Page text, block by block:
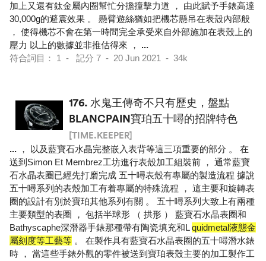
加上又還有鈦金屬內圈幫忙分擔撞擊力道 ， 由此賦予手錶高達
30,000g的避震效果 。 懸臂遊絲猶如把機芯懸吊在表殼內部般
， 使得機芯不會在第一時間完全承受來自外部施加在表殼上的
壓力 以上的數據並非推估得來 ， ...
符合詞目： 1 - 記分 7 - 20 Jun 2021 - 34k
176. 水鬼王傳奇不只有歷史，盤點
BLANCPAIN寶珀五十噚的招牌特色
[TIME.KEEPER]
... ， 以及藍寶石水晶完整嵌入表背等這三項重要的部分 。 在
送到Simon Et Membrez工坊進行表殼加工組裝前 ， 通常藍寶
石水晶表圈已經先打磨完成 五十噚表殼有專屬的製造流程 據說
五十噚系列的表殼加工有着專屬的特殊流程 ， 這主要和旋轉表
圈的設計有別於寶珀其他系列有關 。 五十噚系列大致上有兩種
主要類型的表圈 ， 包括半球形 （ 拱形 ） 藍寶石水晶表圈和
Bathyscaphe深潛器手錶那種帶有陶瓷填充和Lquidmetal液態金
屬刻度等工藝等 。 在製作具有藍寶石水晶表圈的五十噚潛水錶
時 ， 當這些手錶外觀的零件被送到寶珀表殼主要的加工製作工